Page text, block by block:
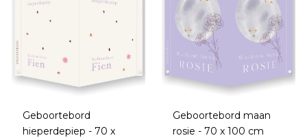
Geboortebord
hieperdepiep - 70 x
Geboortebord maan
rosie - 70 x 100 cm